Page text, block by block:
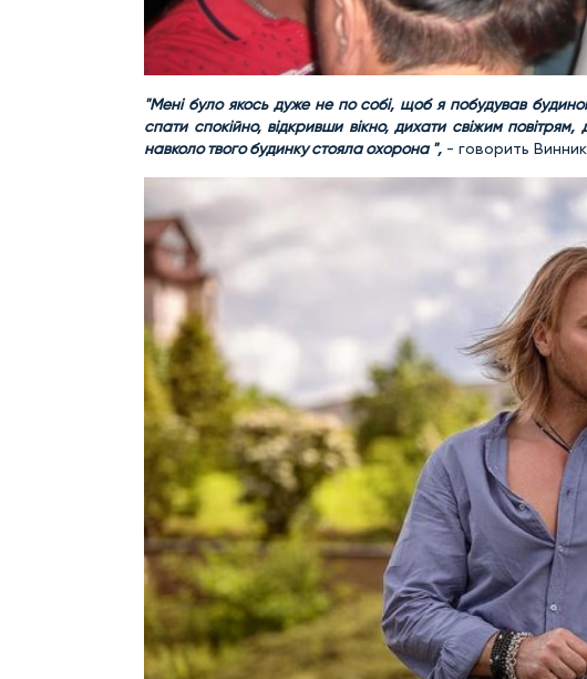
"Мені було якось дуже не по собі, щоб я побудував
спати спокійно, відкривши вікно, дихати свіжим
навколо твого будинку стояла охорона ", - говорить